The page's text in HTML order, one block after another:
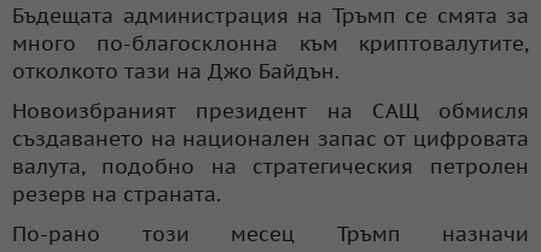
Бъдещата администрация на Тръмп се смята за
много по-благосклонна към криптовалутите,
отколкото тази на Джо Байдън.
Новоизбраният президент на САЩ обмисля
създаването на национален запас от цифровата
валута, подобно на стратегическия петролен
резерв на страната.
По-рано този месец Тръмп назначи